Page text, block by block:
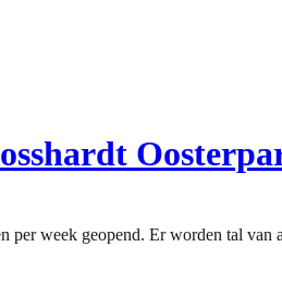
per week geopend. Er worden tal